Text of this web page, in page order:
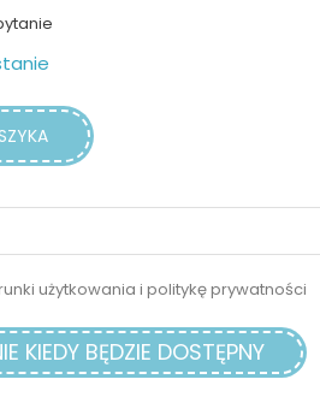
użytkowania i politykę prywatności
KIEDY BĘDZIE DOSTĘPNY